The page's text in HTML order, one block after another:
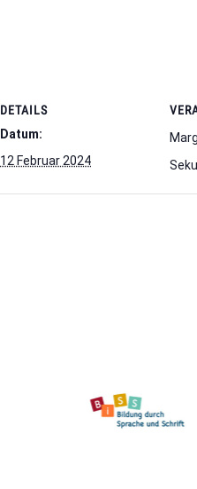
DETAILS
Datum:
12 Februar 2024